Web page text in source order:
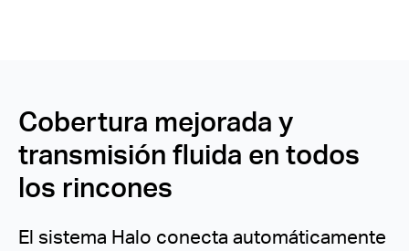
Cobertura mejorada y
transmisión fluida en todos
los rincones
El sistema Halo conecta automáticamente